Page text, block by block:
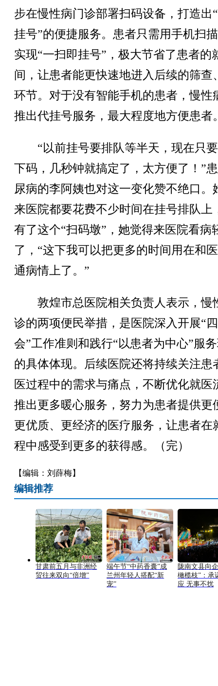
步在慢性病门诊部署扫码设备，打造出
挂号”的便捷服务。患者只需用手机扫
实现“一扫即挂号”，极大节省了患者的
间，让患者能更快速地进入后续的筛查
环节。对于没有智能手机的患者，慢性
推出代挂号服务，最大程度地方便患者
“以前挂号要排队等半天，现在只
下码，几秒钟就搞定了，太方便了！”
尿病的李阿姨也对这一变化赞不绝口。
来医院都要花费不少时间在挂号排队上
有了这个“扫码墩”，她觉得来医院看病
了，“这下我可以把更多的时间用在和
通病情上了。”
敦煌市总医院相关负责人表示，慢
诊的两项便民举措，是医院深入开展“
会”工作准则和践行“以患者为中心”服
的具体体现。后续医院还将持续关注患
医过程中的需求与痛点，不断优化就医
推出更多暖心服务，努力为患者提供更
更优质、更经济的医疗服务，让患者在
程中感受到更多的获得感。（完）
【编辑：刘薛梅】
编辑推荐
甘肃前五月与非洲经
贸往来双向“倍增”
端午节“中药香囊”成
兰州年轻人搭配“新
宠”
陇南文县向
橄榄枝”：承
应 无事不扰